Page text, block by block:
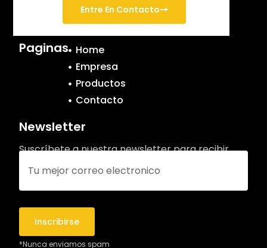
Entre En Contacto
Paginas Home
Empresa
Productos
Contacto
Newsletter
Suscríbete a nuestra newsletter para recibir
nuestras actualizaciones.
*Nunca enviamos spam